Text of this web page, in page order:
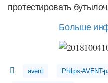
протестировать
Больше
avent Philips-AVENT-